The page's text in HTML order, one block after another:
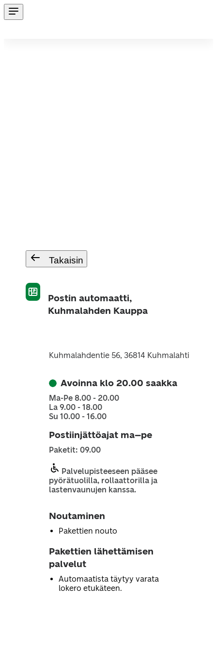
Takaisin
Postin automaatti,
Kuhmalahden Kauppa
Kuhmalahdentie 56, 36814 Kuhmalahti
Avoinna klo 20.00 saakka
Ma-Pe 8.00 - 20.00
La 9.00 - 18.00
Su 10.00 - 16.00
Postiinjättöajat ma–pe
Paketit: 09.00
Palvelupisteeseen pääsee
pyörätuolilla, rollaattorilla ja
lastenvaunujen kanssa.
Noutaminen
Pakettien nouto
Pakettien lähettämisen
palvelut
Automaatista täytyy varata
lokero etukäteen.